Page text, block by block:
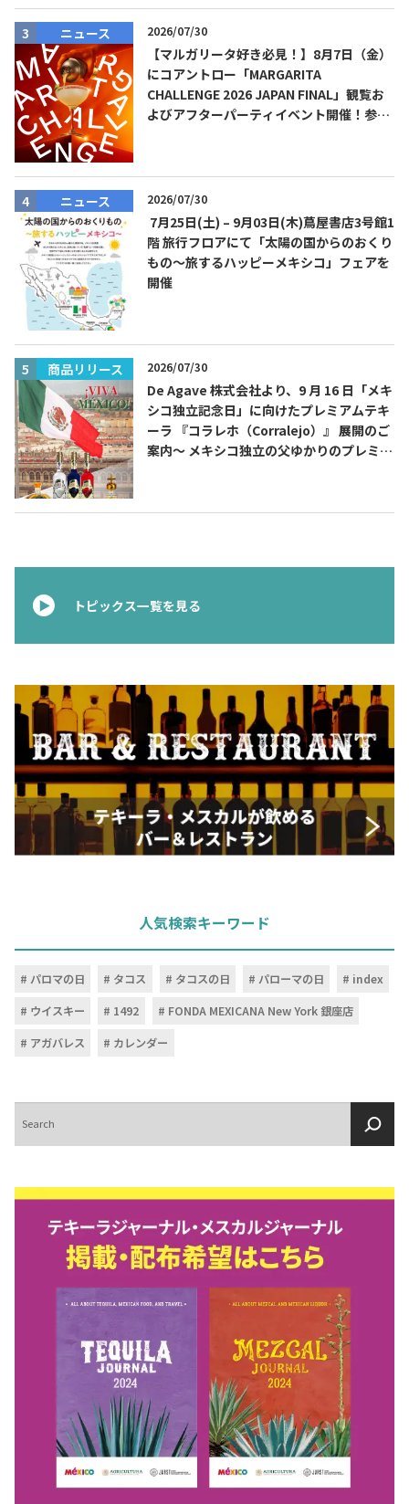
ニュース 2026/07/30
【マルガリータ好き必見！】8月7日（金）
にコアントロー「MARGARITA
CHALLENGE 2026 JAPAN FINAL」観覧お
よびアフターパーティイベント開催！参加
ニュース 2026/07/30
7月25日(土) – 9月03日(木)蔦屋書店3号館1
階 旅行フロアにて「太陽の国からのおくり
もの～旅するハッピーメキシコ」フェアを
開催
商品リリース 2026/07/30
De Agave 株式会社より、9 月 16 日「メキ
シコ独立記念日」に向けたプレミアムテキ
ーラ 『コラレホ（Corralejo）』 展開のご
案内〜 メキシコ独立の父ゆかりのプレミア
トピックス一覧を見る
人気検索キーワード
パロマの日 タコス タコスの日 パローマの日
index
ウイスキー
1492
FONDA MEXICANA New York 銀座店
アガバレス
カレンダー
索